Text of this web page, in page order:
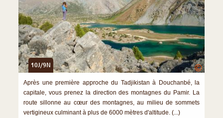
10J/9N ©
Après une première approche du Tadjikistan à Douchanbé, la
capitale, vous prenez la direction des montagnes du Pamir. La
route sillonne au cœur des montagnes, au milieu de sommets
vertigineux culminant à plus de 6000 mètres d'altitude. (...)